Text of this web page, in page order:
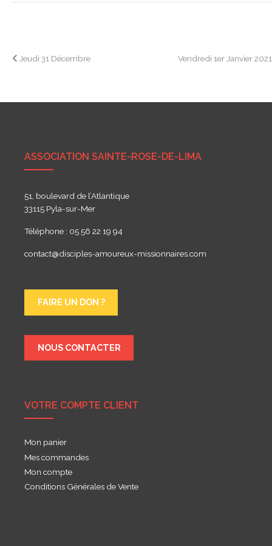
Navigation
Jeudi 31 Décembre Vendredi 1er Janvier
ASSOCIATION SAINTE-ROSE-DE-LIMA
51, boulevard de l’Atlantique
33115 Pyla-sur-Mer
Téléphone : 05 56 22 19 94
contact@disciples-amoureux-missionnaires.com
FAIRE UN DON ?
NOUS CONTACTER
VOTRE COMPTE CLIENT
Mon panier
Mes commandes
Mon compte
Conditions Générales de Vente